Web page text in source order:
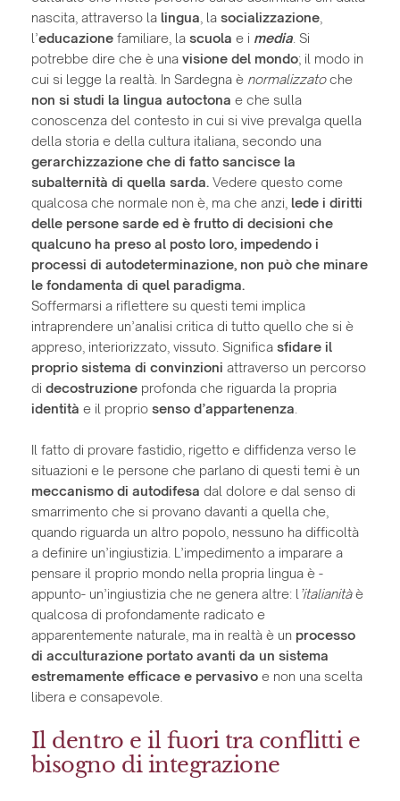
nascita, attraverso la lingua , la socializzazione,
l’educazionefamiliare, la scuola e i media. Si
potrebbe dire che è una visione del mondo; il modo in
cui si legge la realtà. In Sardegna è normalizzatoche
non si studi la lingua autoctona e che sulla
conoscenza del contesto in cui si vive prevalga quella
della storia e della cultura italiana, secondo una
gerarchizzazione che di fatto sancisce la
subalternità di quella sarda.Vedere questo come
qualcosa che normale non è, ma che anzi, lede i diritti
delle persone sarde ed è frutto di decisioni che
qualcuno ha preso al posto loro, impedendo i
processi di autodeterminazione, non può che minare
le fondamenta di quel paradigma.
Soffermarsi a riflettere su questi temi implica
intraprendere un’analisi critica di tutto quello che si è
appreso, interiorizzato, vissuto. Significa sfidare il
proprio sistema di convinzioni attraverso un percorso
di decostruzioneprofonda che riguarda la propria
identità e il proprio senso d’appartenenza
Il fatto di provare fastidio, rigetto e diffidenza verso le
situazioni e le persone che parlano di questi temi è un
meccanismo di autodifesa dal dolore e dal senso di
smarrimento che si provano davanti a quella che,
quando riguarda un altro popolo, nessuno ha difficoltà
a definire un’ingiustizia. L’impedimento a imparare a
pensare il proprio mondo nella propria lingua è -
appunto- un’ingiustizia che ne genera altre: l ’italianitàè
qualcosa di profondamente radicato e
apparentemente naturale, ma in realtà è un processo
di acculturazione portato avanti da un sistema
estremamente efficace e pervasivoe non una scelta
libera e consapevole.
Il dentro e il fuori tra conflitti e
bisogno di integrazione